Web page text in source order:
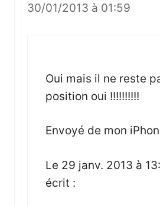
30/01/2013 à 01:59
Oui mais il ne reste
position oui !!!!!!!!!!
Envoyé de mon
Le 29 janv. 2013 à
écrit :